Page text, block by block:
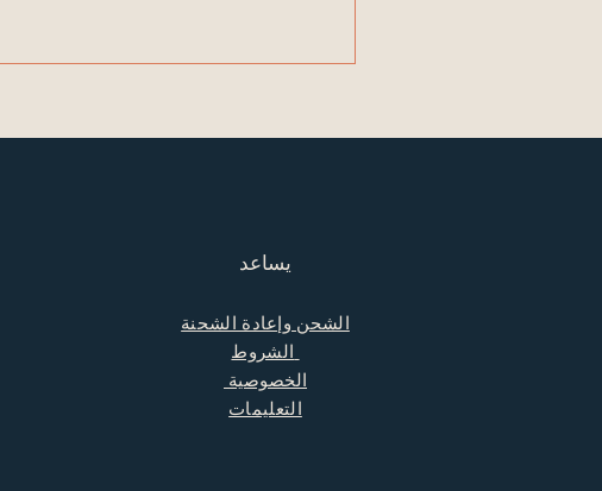
يساعد
الشحن وإعادة الشحنة
الخصوصية
التعليمات